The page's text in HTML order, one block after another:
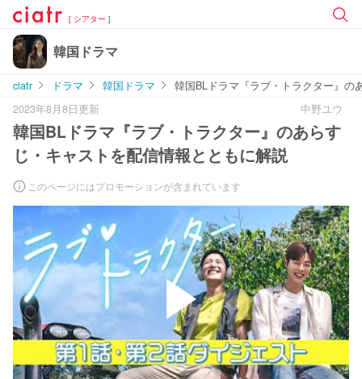
[ シアター ]
韓国ドラマ
ciatr ドラマ 韓国ドラマ
韓国BLドラマ『ラブ・トラクター』の
2023年8月8日更新
中野ユウ
韓国BLドラマ『ラブ・トラクター』のあらす
じ・キャストを配信情報とともに解説
このページにはプロモーションが含まれています